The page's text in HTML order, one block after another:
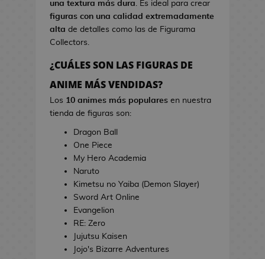
T
a
l
l
a
i
n
J
s
d
e
i
e
o
j
e
g
o
E
s
t
u
c
una textura más dura. Es ideal para crear
figuras con una calidad extremadamente
alta de detalles como las de Figurama
Collectors.
¿CUÁLES SON LAS FIGURAS DE
ANIME MÁS VENDIDAS?
Los 10 animes más populares en nuestra
tienda de figuras son:
Dragon Ball
One Piece
My Hero Academia
Naruto
Kimetsu no Yaiba (Demon Slayer)
Sword Art Online
Evangelion
RE: Zero
Jujutsu Kaisen
Jojo's Bizarre Adventures